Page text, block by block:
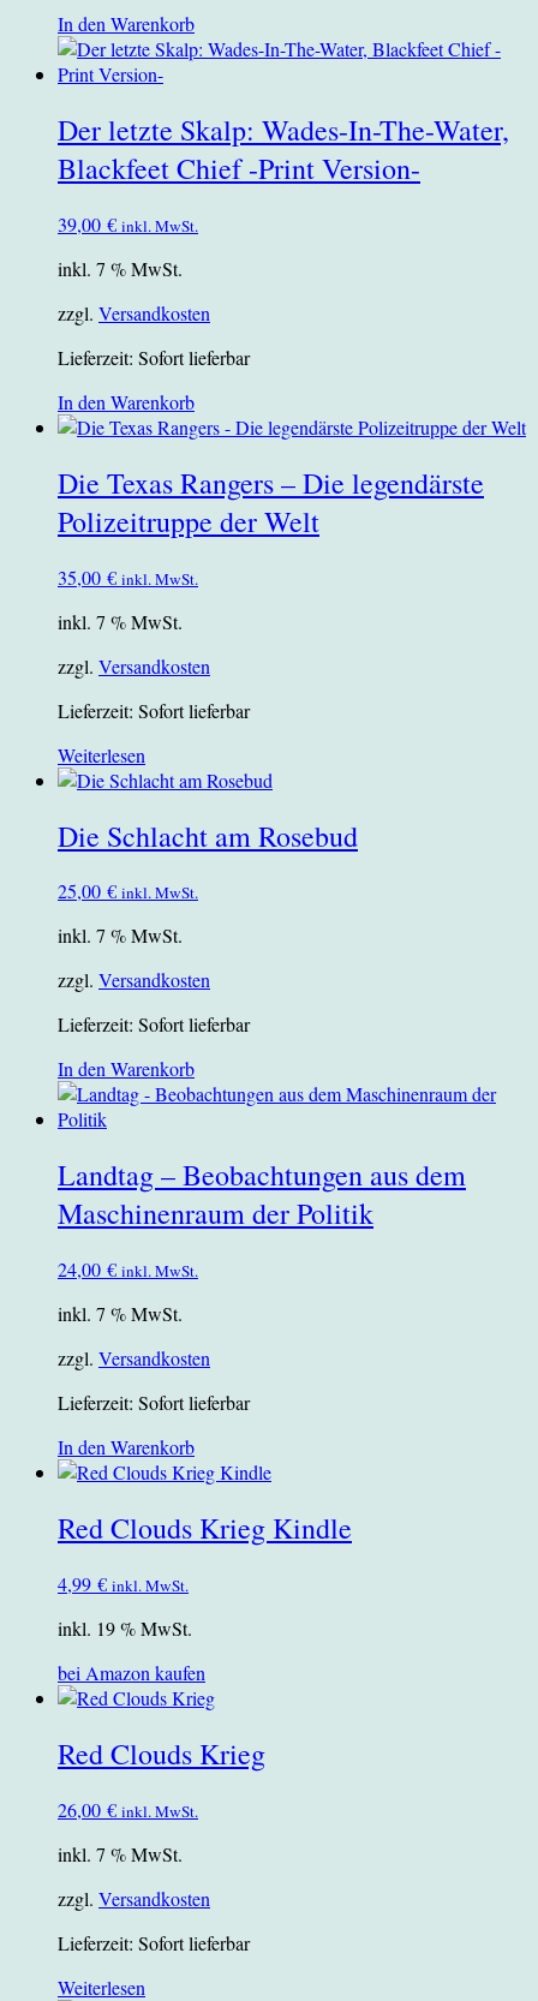
In den Warenkorb
Der letzte Skalp: Wades-In-The-Water,
Blackfeet Chief -Print Version-
39,00 € inkl. MwSt.
inkl. 7 % MwSt.
zzgl. Versandkosten
Lieferzeit: Sofort lieferbar
In den Warenkorb
Die Texas Rangers – Die legendärste
Polizeitruppe der Welt
35,00 € inkl. MwSt.
inkl. 7 % MwSt.
zzgl. Versandkosten
Lieferzeit: Sofort lieferbar
Weiterlesen
Die Schlacht am Rosebud
25,00 € inkl. MwSt.
inkl. 7 % MwSt.
zzgl. Versandkosten
Lieferzeit: Sofort lieferbar
In den Warenkorb
Landtag – Beobachtungen aus dem
Maschinenraum der Politik
24,00 € inkl. MwSt.
inkl. 7 % MwSt.
zzgl. Versandkosten
Lieferzeit: Sofort lieferbar
In den Warenkorb
Red Clouds Krieg Kindle
4,99 € inkl. MwSt.
inkl. 19 % MwSt.
bei Amazon kaufen
Red Clouds Krieg
26,00 € inkl. MwSt.
inkl. 7 % MwSt.
zzgl. Versandkosten
Lieferzeit: Sofort lieferbar
Weiterlesen